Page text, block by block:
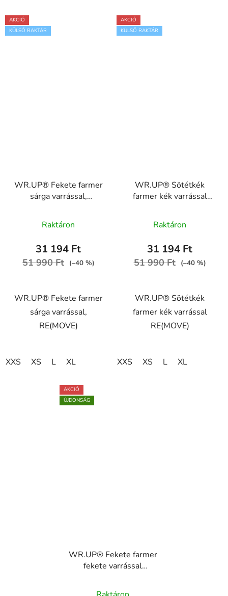
AKCIÓ
KÜLSŐ RAKTÁR
WR.UP® Fekete farmer
sárga varrással,
WRUP1RC002ORG,
J7Y
Raktáron
31 194 Ft
51 990 Ft (–40 %)
WR.UP® Fekete farmer
sárga varrással,
RE(MOVE)
XXS XS L XL
AKCIÓ
KÜLSŐ RAKTÁR
WR.UP® Sötétkék
farmer kék varrással
WRUP1RC002ORG,
J0B
Raktáron
31 194 Ft
51 990 Ft (–40 %)
WR.UP® Sötétkék
farmer kék varrással
RE(MOVE)
XXS XS L XL
AKCIÓ
ÚJDONSÁG
WR.UP® Fekete farmer
fekete varrással
WRUP2RC002ORG,